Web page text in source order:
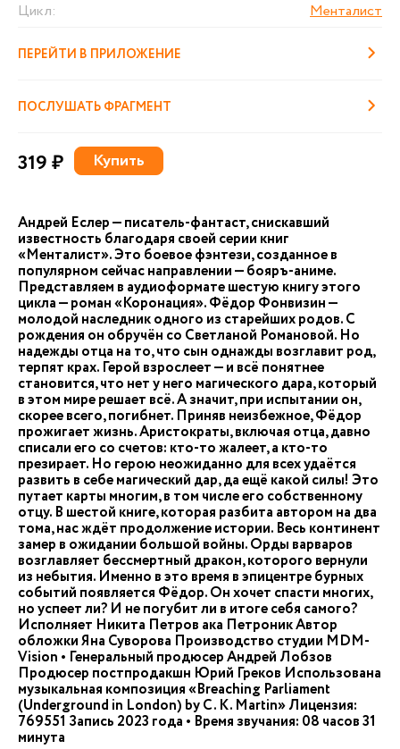
Цикл:
Менталист
ПЕРЕЙТИ В ПРИЛОЖЕНИЕ
ПОСЛУШАТЬ ФРАГМЕНТ
319 ₽ Купить
Андрей Еслер — писатель-фантаст, снискавший
известность благодаря своей серии книг
«Менталист». Это боевое фэнтези, созданное в
популярном сейчас направлении — бояръ-аниме.
Представляем в аудиоформате шестую книгу этого
цикла — роман «Коронация». Фёдор Фонвизин —
молодой наследник одного из старейших родов. С
рождения он обручён со Светланой Романовой. Но
надежды отца на то, что сын однажды возглавит род,
терпят крах. Герой взрослеет — и всё понятнее
становится, что нет у него магического дара, который
в этом мире решает всё. А значит, при испытании он,
скорее всего, погибнет. Приняв неизбежное, Фёдор
прожигает жизнь. Аристократы, включая отца, давно
списали его со счетов: кто-то жалеет, а кто-то
презирает. Но герою неожиданно для всех удаётся
развить в себе магический дар, да ещё какой силы! Это
путает карты многим, в том числе его собственному
отцу. В шестой книге, которая разбита автором на два
тома, нас ждёт продолжение истории. Весь континент
замер в ожидании большой войны. Орды варваров
возглавляет бессмертный дракон, которого вернули
из небытия. Именно в это время в эпицентре бурных
событий появляется Фёдор. Он хочет спасти многих,
но успеет ли? И не погубит ли в итоге себя самого?
Исполняет Никита Петров ака Петроник Автор
обложки Яна Суворова Производство студии MDM-
Vision • Генеральный продюсер Андрей Лобзов
Продюсер постпродакшн Юрий Греков Использована
музыкальная композиция «Breaching Parliament
(Underground in London) by C. K. Martin» Лицензия:
769551 Запись 2023 года • Время звучания: 08 часов 31
минута